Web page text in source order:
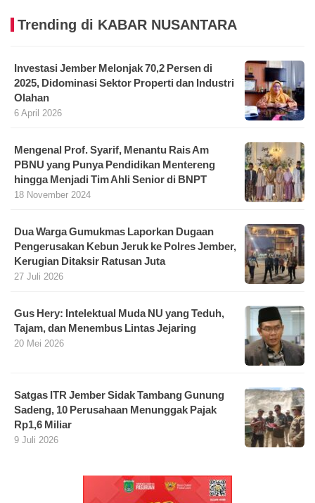
Trending di KABAR NUSANTARA
Investasi Jember Melonjak 70,2 Persen di
2025, Didominasi Sektor Properti dan Industri
Olahan
6 April 2026
Mengenal Prof. Syarif, Menantu Rais Am
PBNU yang Punya Pendidikan Mentereng
hingga Menjadi Tim Ahli Senior di BNPT
18 November 2024
Dua Warga Gumukmas Laporkan Dugaan
Pengerusakan Kebun Jeruk ke Polres Jember,
Kerugian Ditaksir Ratusan Juta
27 Juli 2026
Gus Hery: Intelektual Muda NU yang Teduh,
Tajam, dan Menembus Lintas Jejaring
20 Mei 2026
Satgas ITR Jember Sidak Tambang Gunung
Sadeng, 10 Perusahaan Menunggak Pajak
Rp1,6 Miliar
9 Juli 2026